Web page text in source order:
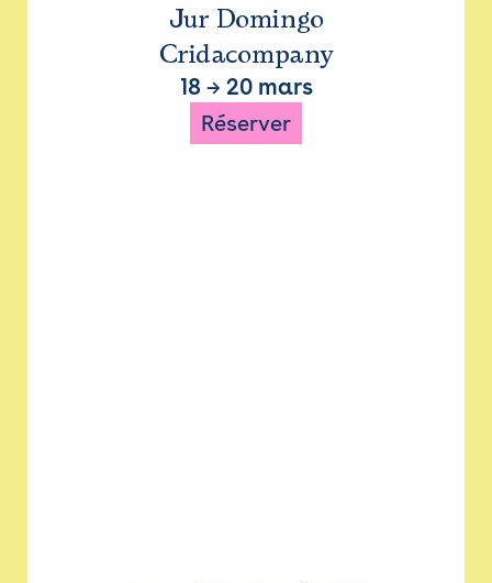
Jur Domingo
Cridacompany
18 → 20 mars
Réserver